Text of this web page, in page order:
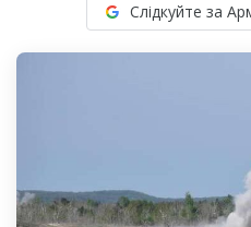
Слідкуйте за